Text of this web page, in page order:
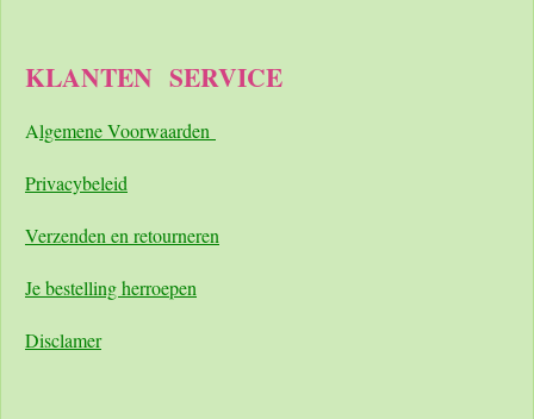
KLANTEN SERVICE
Algemene Voorwaarden
Privacybeleid
Verzenden en retourneren
Je bestelling herroepen
Disclamer